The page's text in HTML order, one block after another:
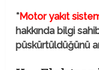
*Motor yakıt
hakkında bilgi
püskürtüldüğünü